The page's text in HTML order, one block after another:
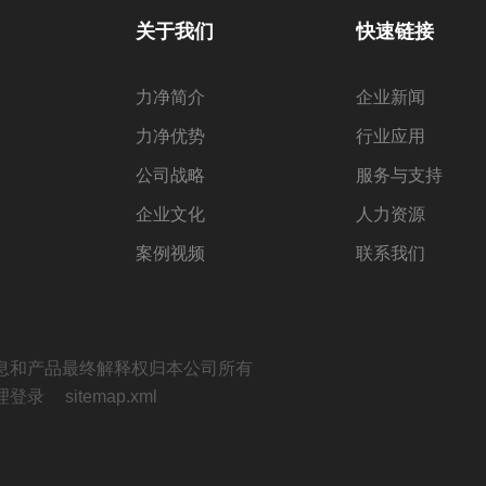
关于我们
力净简介
力净优势
公司战略
企业文化
案例视频
快速链接
企业新闻
行业应用
服务与支持
人力资源
联系我们
和产品最终解释权归本公司所有
登录
sitemap.xml